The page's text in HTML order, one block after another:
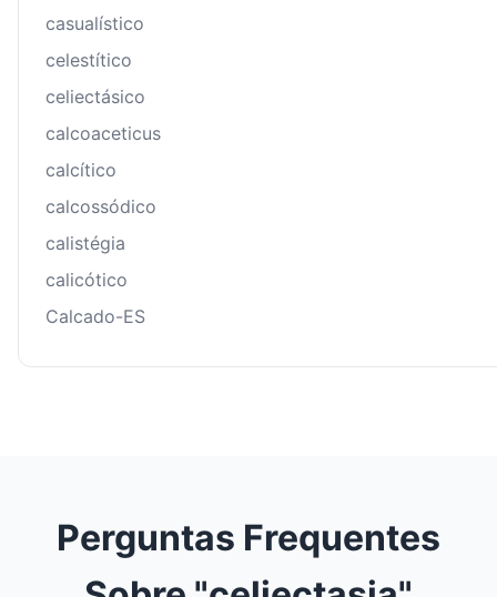
casualístico
celestítico
celiectásico
calcoaceticus
calcítico
calcossódico
calistégia
calicótico
Calcado-ES
Perguntas Frequentes